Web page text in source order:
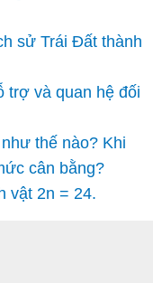
sử Trái Đất thành
trợ và quan hệ đối
thế nào? Khi
cân bằng?
vật 2n = 24.